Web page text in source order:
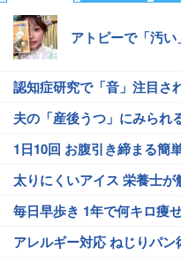
アトピーで「汚
認知症研究で「音」注目さ
夫の「産後うつ」にみられ
1日10回 お腹引き締まる簡
太りにくいアイス 栄養士が
毎日早歩き 1年で何キロ痩
アレルギー対応 ねじりパン